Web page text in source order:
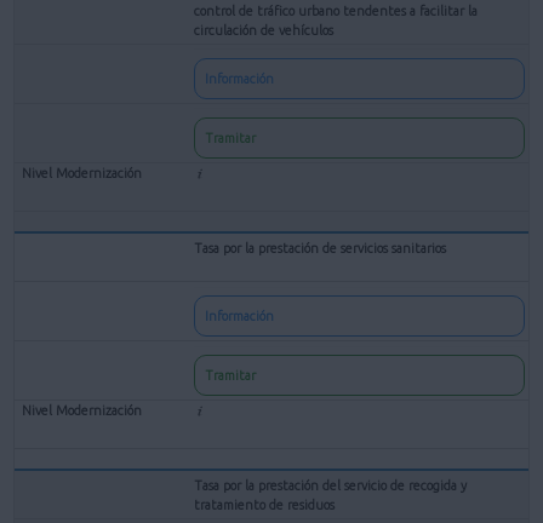
control de tráfico urbano tendentes a facilitar la
circulación de vehículos
Información
Tramitar
Tasa por la prestación de servicios sanitarios
Información
Tramitar
Tasa por la prestación del servicio de recogida y
tratamiento de residuos